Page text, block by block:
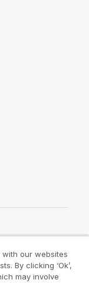
our websites
By clicking ‘Ok’,
may involve